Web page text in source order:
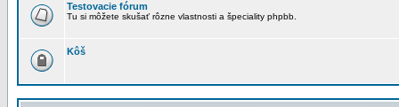
Testovacie fórum
Tu si môžete skušať rôzne vlastnosti a špeciality phpbb.
Kôš